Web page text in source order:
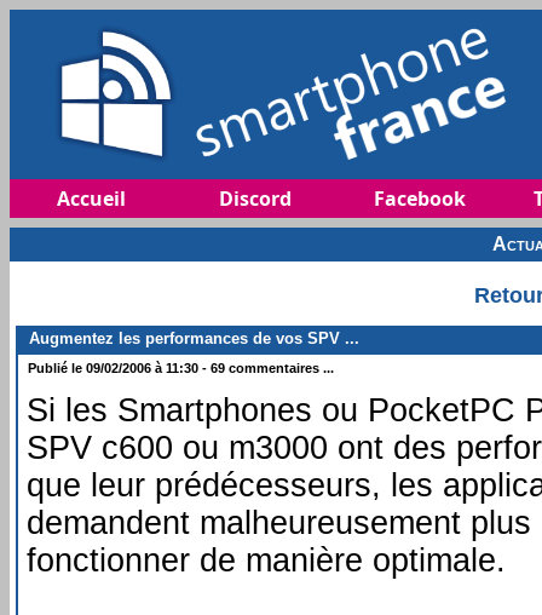
Accueil Discord Facebook
Augmentez les performances de vos SPV ...
Publié le 09/02/2006 à 11:30 - 69 commentaires ...
Si les Smartphones ou PocketPC
SPV c600 ou m3000 ont des
que leur prédécesseurs, les
demandent malheureusement
fonctionner de manière optimale.